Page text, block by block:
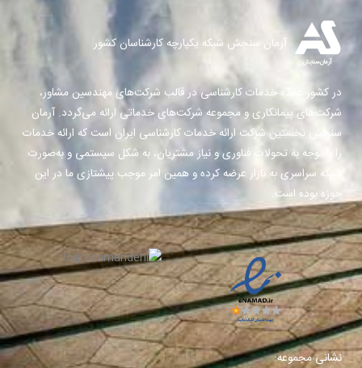
آرمان سنجش شبکه یکپارچه کارشناسان کشور
در کشور عمده خدمات کارشناسی در قالب شرکت‌های مهندسین مشاور،
شرکت‌های پیمانکاری و مجموعه شرکت‌های خدماتی ارائه می‌گردد. آرمان
سنجش نخستین شرکت ارائه خدمات کارشناسی ایران است که ارائه خدمات
را با توجه به تحولات فناوری و نیاز مشتریان، به شکل سیستمی و به‌صورت
شبکه سراسری به بازار عرضه کرده و همین امر موجب پیشتازی ما در این
حوزه بوده است.
نشانی مجموعه: